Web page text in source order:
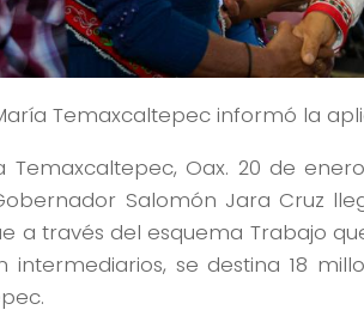
Temaxcaltepec informó la
Temaxcaltepec, Oax. 20 de
Salomón Jara Cruz
a través del esquema Trabajo
intermediarios, se destina 18